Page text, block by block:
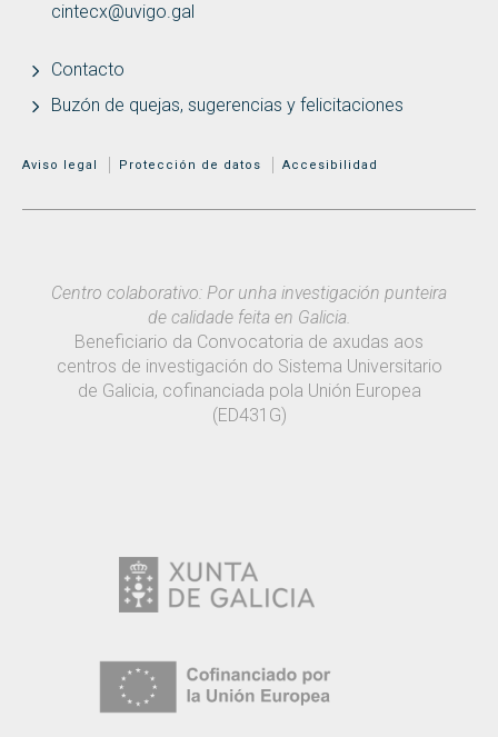
cintecx@uvigo.gal
Contacto
Buzón de quejas, sugerencias y felicitaciones
MENÚ ADICIONAL
Aviso legal Protección de datos Accesibilidad
Centro colaborativo: Por unha investigación punteira
de calidade feita en Galicia.
Beneficiario da Convocatoria de axudas aos
centros de investigación do Sistema Universitario
de Galicia, cofinanciada pola Unión Europea
(ED431G)